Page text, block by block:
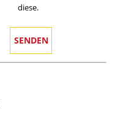
diese.